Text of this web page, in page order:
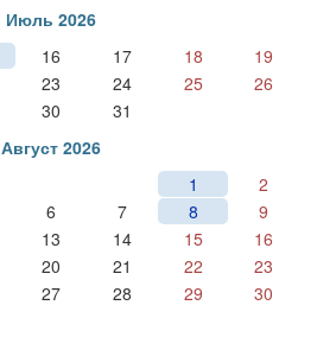
Июль 2026
16 17 18
19
23 24 25
26
30
31
Август 2026
1
2
6 7 8
9
13 14 15
16
20 21 22
23
27 28 29
30